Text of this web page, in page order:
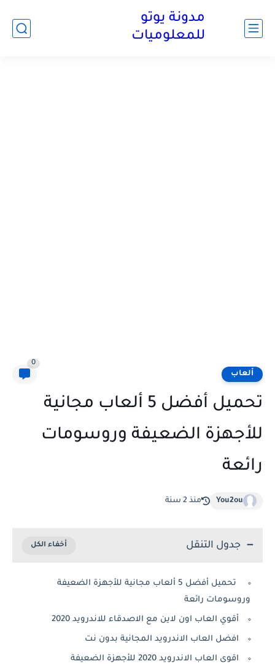
مدونة يوتو
للمعلوميات
ألعاب
0
تحميل أفضل 5 ألعاب مجانية
للأجهزة الضعيفة وروسومات
رائعة
You2ou منذ 2 سنة
جدول التنقل
تحميل أفضل 5 ألعاب مجانية للأجهزة الضعيفة
وروسومات رائعة
أقوي العاب اون لاين مع الاصدقاء للاندرويد 2020
افضل العاب الاندرويد المجانية بدون نت
اقوى العاب الاندرويد 2020 للأجهزة الضعيفة